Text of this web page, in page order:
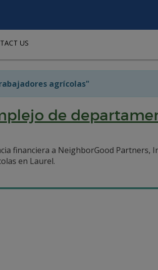
US
agrícolas"
de
financiera a NeighborGood Partners,
en Laurel.